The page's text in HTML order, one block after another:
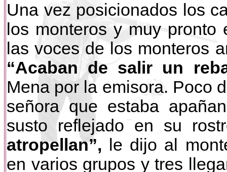
Una vez posicionados los
los monteros y muy pronto
las voces de los monteros
“Acaban de salir un
Mena por la emisora. Poco
señora que estaba
susto reflejado en su
atropellan”, le dijo al
en varios grupos y tres